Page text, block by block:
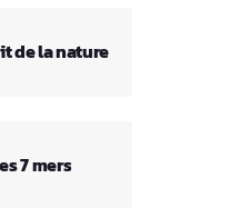
de la nature
7 mers